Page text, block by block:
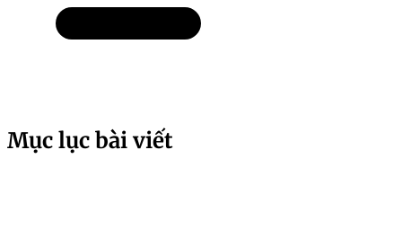
Mục lục bài viết